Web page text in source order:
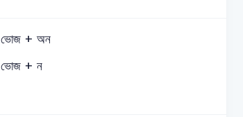
ভোজ + অন
ভোজ + ন